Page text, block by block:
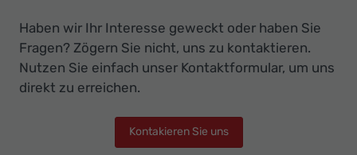
Haben wir Ihr Interesse geweckt oder haben Sie
Fragen? Zögern Sie nicht, uns zu kontaktieren.
Nutzen Sie einfach unser Kontaktformular, um uns
direkt zu erreichen.
Kontakieren Sie uns